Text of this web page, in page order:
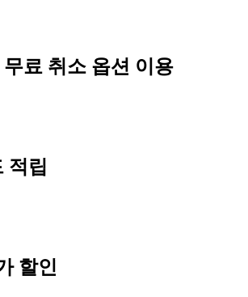
료 취소 옵션 이용
적립
할인